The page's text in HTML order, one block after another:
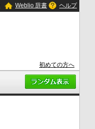
Weblio 辞書 ヘルプ
初めての方へ